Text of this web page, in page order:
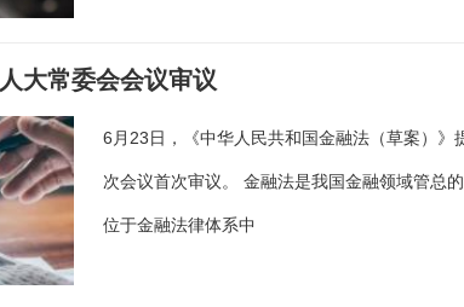
大常委会会议审议
6月23日，《中华人民共和国金融法（草案）》
次会议首次审议。 金融法是我国金融领域管总
位于金融法律体系中